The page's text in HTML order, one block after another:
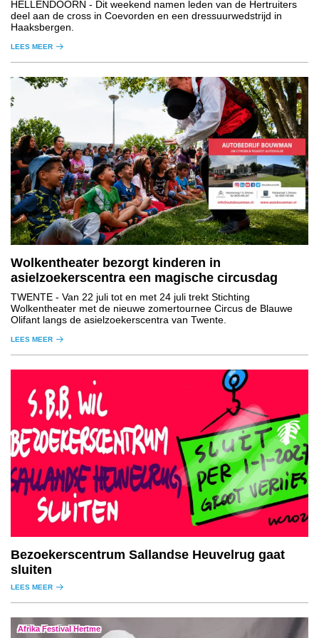
HELLENDOORN - Dit weekend namen leden van de Hertruiters
deel aan de cross in Coevorden en een dressuurwedstrijd in
Haaksbergen.
LEES MEER
Wolkentheater bezorgt kinderen in
asielzoekerscentra een magische circusdag
TWENTE - Van 22 juli tot en met 24 juli trekt Stichting
Wolkentheater met de nieuwe zomertournee Circus de Blauwe
Olifant langs de asielzoekerscentra van Twente.
LEES MEER
Bezoekerscentrum Sallandse Heuvelrug gaat
sluiten
LEES MEER
Afrika Festival Hertme